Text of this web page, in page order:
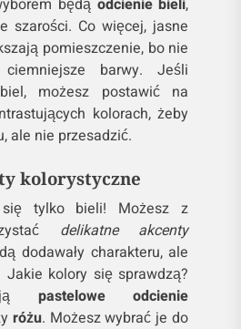
będą odcienie bieli,
szarości. Co więcej, jasne
pomieszczenie, bo nie
barwy. Jeśli
możesz postawić na
kolorach, żeby
ale nie przesadzić.
kolorystyczne
tylko bieli! Możesz z
delikatne akcenty
dodawały charakteru, ale
Jakie kolory się sprawdzą?
pastelowe odcienie
różu. Możesz wybrać je do